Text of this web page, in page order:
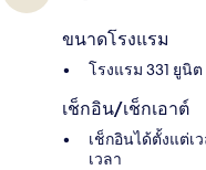
ขนาดโรงแรม
โรงแรม 331 ยูนิต
เช็กอิน/เช็กเอาต์
เช็กอินได้ตั้งแต่เ
เวลา